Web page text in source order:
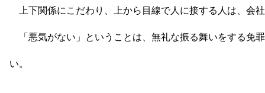
上下関係にこだわり、上から目線で人に接する人は、会
「悪気がない」ということは、無礼な振る舞いをする免
い。